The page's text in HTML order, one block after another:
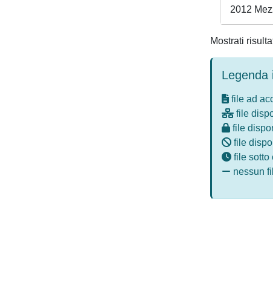
2012
Mostrati
Legenda
file ad
file
file
file
file sotto
nessun